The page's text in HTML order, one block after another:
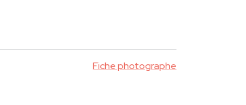
Fiche photographe